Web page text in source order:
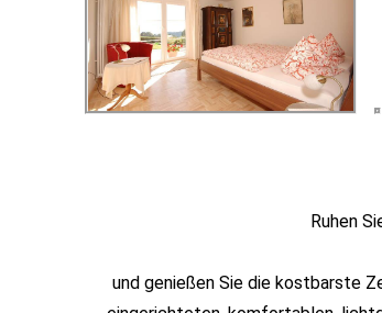
Ruhen
und genießen Sie die kostbarste